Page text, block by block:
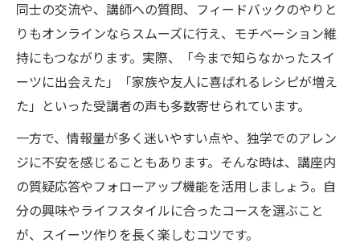
同士の交流や、講師への質問、フィードバックのやりと
りもオンラインならスムーズに行え、モチベーション維
持にもつながります。実際、「今まで知らなかったスイ
ーツに出会えた」「家族や友人に喜ばれるレシピが増え
た」といった受講者の声も多数寄せられています。
一方で、情報量が多く迷いやすい点や、独学でのアレン
ジに不安を感じることもあります。そんな時は、講座内
の質疑応答やフォローアップ機能を活用しましょう。自
分の興味やライフスタイルに合ったコースを選ぶこと
が、スイーツ作りを長く楽しむコツです。